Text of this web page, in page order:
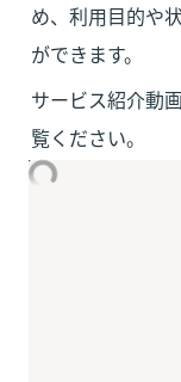
め、利用目的や
ができます。
サービス紹介動
覧ください。